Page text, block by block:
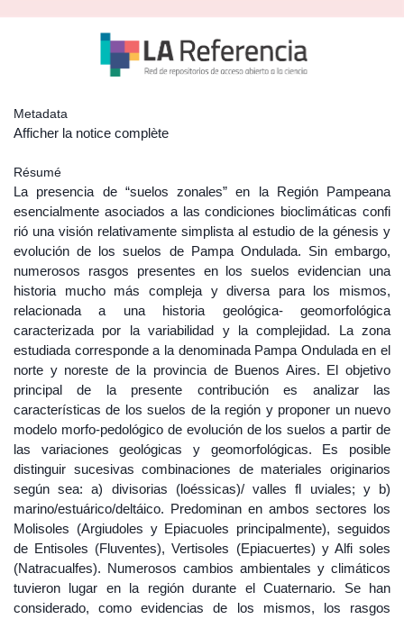
Metadata
Afficher la notice complète
Résumé
La presencia de “suelos zonales” en la Región Pampeana
esencialmente asociados a las condiciones bioclimáticas confi
rió una visión relativamente simplista al estudio de la génesis y
evolución de los suelos de Pampa Ondulada. Sin embargo,
numerosos rasgos presentes en los suelos evidencian una
historia mucho más compleja y diversa para los mismos,
relacionada a una historia geológica- geomorfológica
caracterizada por la variabilidad y la complejidad. La zona
estudiada corresponde a la denominada Pampa Ondulada en el
norte y noreste de la provincia de Buenos Aires. El objetivo
principal de la presente contribución es analizar las
características de los suelos de la región y proponer un nuevo
modelo morfo-pedológico de evolución de los suelos a partir de
las variaciones geológicas y geomorfológicas. Es posible
distinguir sucesivas combinaciones de materiales originarios
según sea: a) divisorias (loéssicas)/ valles fl uviales; y b)
marino/estuárico/deltáico. Predominan en ambos sectores los
Molisoles (Argiudoles y Epiacuoles principalmente), seguidos
de Entisoles (Fluventes), Vertisoles (Epiacuertes) y Alfi soles
(Natracualfes). Numerosos cambios ambientales y climáticos
tuvieron lugar en la región durante el Cuaternario. Se han
considerado, como evidencias de los mismos, los rasgos